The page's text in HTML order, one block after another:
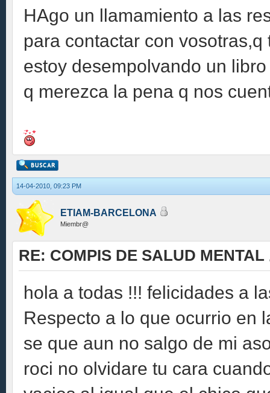
HAgo un llamamiento a las
para contactar con
estoy desempolvando un
q merezca la pena q nos
14-04-2010, 09:23 PM
ETIAM-BARCELONA
Miembr@
RE: COMPIS DE SALUD MENTAL
hola a todas !!! felicidades a
Respecto a lo que ocurrio en
se que aun no salgo de mi
roci no olvidare tu cara